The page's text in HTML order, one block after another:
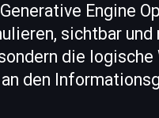
Engine
sichtbar und
die
den